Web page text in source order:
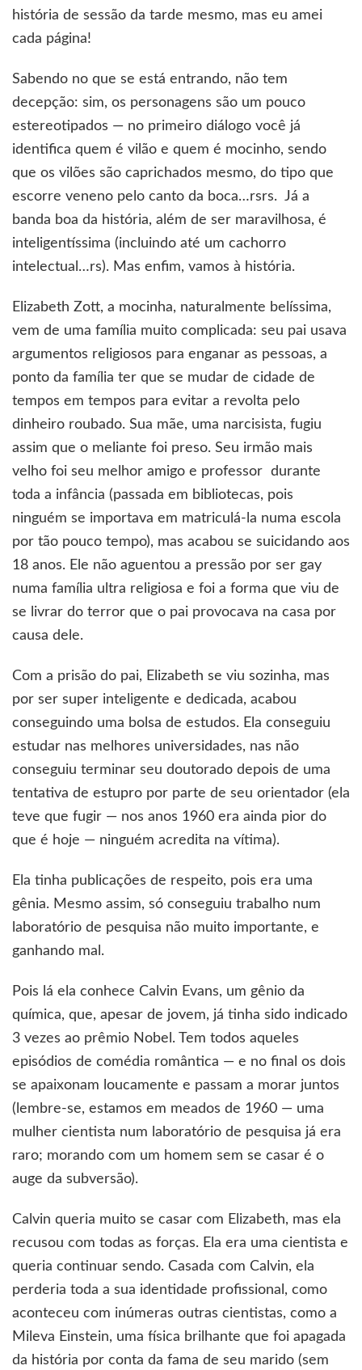
história de sessão da tarde mesmo, mas eu amei
cada página!
Sabendo no que se está entrando, não tem
decepção: sim, os personagens são um pouco
estereotipados — no primeiro diálogo você já
identifica quem é vilão e quem é mocinho, sendo
que os vilões são caprichados mesmo, do tipo que
escorre veneno pelo canto da boca…rsrs. Já a
banda boa da história, além de ser maravilhosa, é
inteligentíssima (incluindo até um cachorro
intelectual…rs). Mas enfim, vamos à história.
Elizabeth Zott, a mocinha, naturalmente belíssima,
vem de uma família muito complicada: seu pai usava
argumentos religiosos para enganar as pessoas, a
ponto da família ter que se mudar de cidade de
tempos em tempos para evitar a revolta pelo
dinheiro roubado. Sua mãe, uma narcisista, fugiu
assim que o meliante foi preso. Seu irmão mais
velho foi seu melhor amigo e professor durante
toda a infância (passada em bibliotecas, pois
ninguém se importava em matriculá-la numa escola
por tão pouco tempo), mas acabou se suicidando aos
18 anos. Ele não aguentou a pressão por ser gay
numa família ultra religiosa e foi a forma que viu de
se livrar do terror que o pai provocava na casa por
causa dele.
Com a prisão do pai, Elizabeth se viu sozinha, mas
por ser super inteligente e dedicada, acabou
conseguindo uma bolsa de estudos. Ela conseguiu
estudar nas melhores universidades, nas não
conseguiu terminar seu doutorado depois de uma
tentativa de estupro por parte de seu orientador (ela
teve que fugir — nos anos 1960 era ainda pior do
que é hoje — ninguém acredita na vítima).
Ela tinha publicações de respeito, pois era uma
gênia. Mesmo assim, só conseguiu trabalho num
laboratório de pesquisa não muito importante, e
ganhando mal.
Pois lá ela conhece Calvin Evans, um gênio da
química, que, apesar de jovem, já tinha sido indicado
3 vezes ao prêmio Nobel. Tem todos aqueles
episódios de comédia romântica — e no final os dois
se apaixonam loucamente e passam a morar juntos
(lembre-se, estamos em meados de 1960 — uma
mulher cientista num laboratório de pesquisa já era
raro; morando com um homem sem se casar é o
auge da subversão).
Calvin queria muito se casar com Elizabeth, mas ela
recusou com todas as forças. Ela era uma cientista e
queria continuar sendo. Casada com Calvin, ela
perderia toda a sua identidade profissional, como
aconteceu com inúmeras outras cientistas, como a
Mileva Einstein, uma física brilhante que foi apagada
da história por conta da fama de seu marido (sem